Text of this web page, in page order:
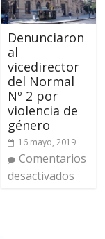
Denunciaron
al
vicedirector
del Normal
Nº 2 por
violencia de
género
16 mayo, 2019
Comentarios
desactivados